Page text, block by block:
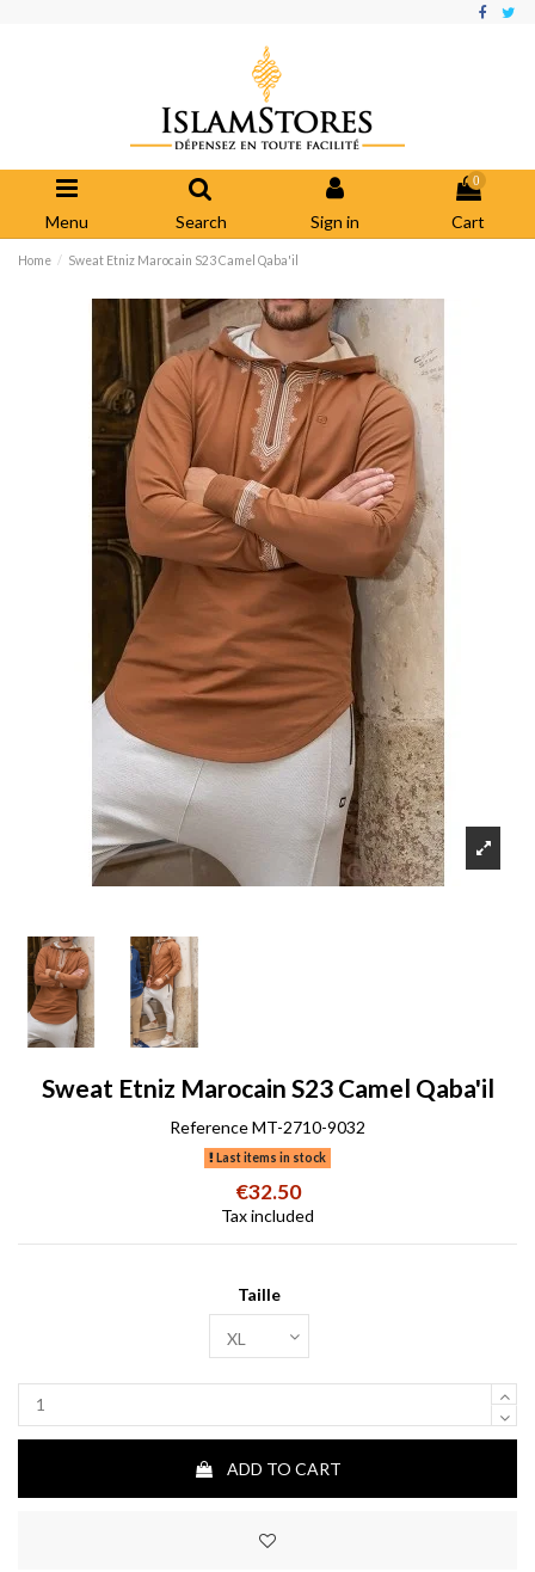
Menu Search Sign in
0
Cart
Home Sweat Etniz Marocain S23 Camel Qaba'il
Sweat Etniz Marocain S23 Camel Qaba'il
ReferenceMT-2710-9032
Last items in stock
€32.50
Tax included
Taille
ADD TO CART